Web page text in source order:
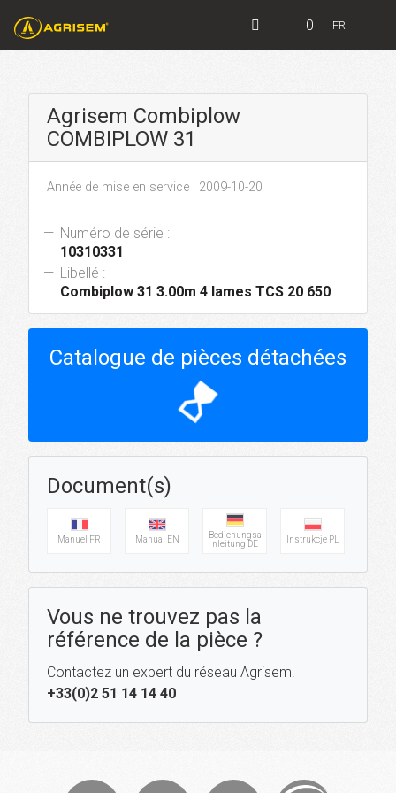
0 FR
Agrisem Combiplow
COMBIPLOW 31
Année de mise en service : 2009-10-20
Numéro de série :
10310331
Libellé :
Combiplow 31 3.00m 4 lames TCS 20 650
Catalogue de pièces détachées
hourglass_top
Document(s)
Manuel FR Manual EN
Bedienungsa
nleitung DE
Instrukcje PL
Vous ne trouvez pas la
référence de la pièce ?
Contactez un expert du réseau Agrisem.
+33(0)2 51 14 14 40